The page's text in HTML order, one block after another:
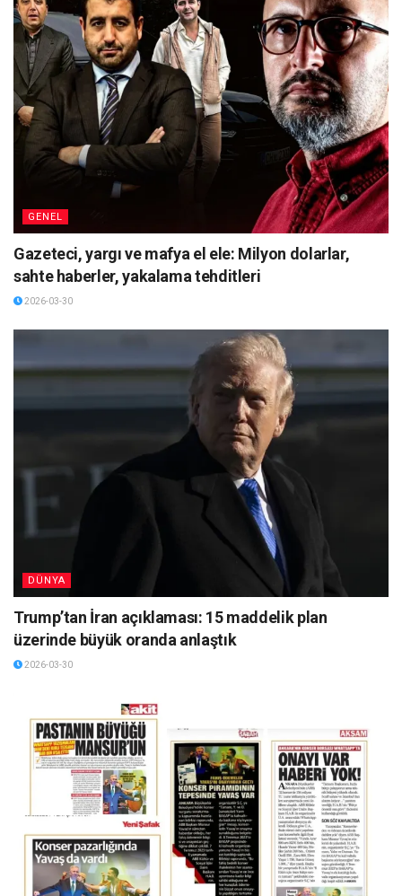
GENEL
Gazeteci, yargı ve mafya el ele: Milyon dolarlar,
sahte haberler, yakalama tehditleri
2026-03-30
DÜNYA
Trump’tan İran açıklaması: 15 maddelik plan
üzerinde büyük oranda anlaştık
2026-03-30